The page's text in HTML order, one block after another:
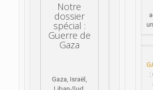
Notre
dossier
spécial :
Guerre de
Gaza
Gaza, Israël,
: